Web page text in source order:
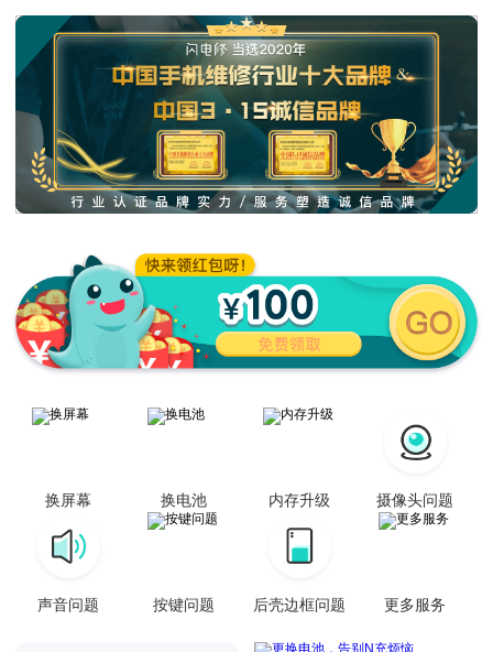
换屏幕 换电池 内存升级 摄像头问题
声音问题 按键问题 后壳边框问题 更多服务